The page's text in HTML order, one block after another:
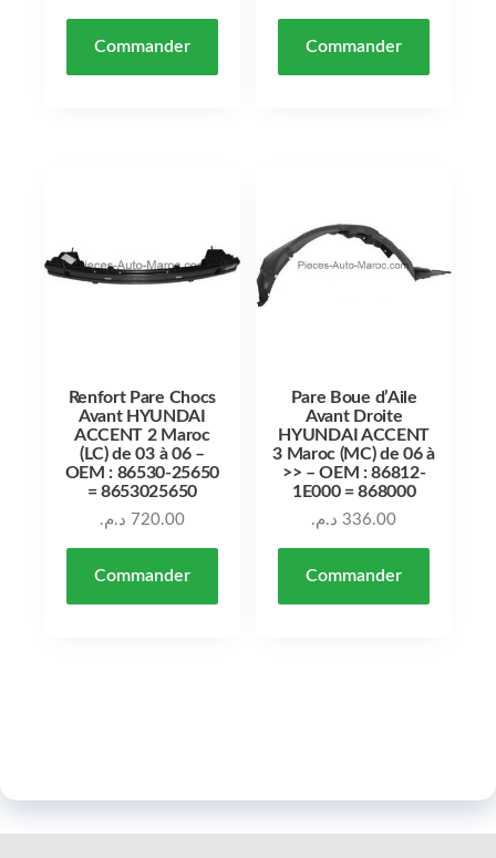
Commander Commander
Renfort Pare Chocs
Avant HYUNDAI
ACCENT 2 Maroc
(LC) de 03 à 06 –
OEM : 86530-25650
= 8653025650
720.00 د.م.
Commander
Pare Boue d’Aile
Avant Droite
HYUNDAI ACCENT
3 Maroc (MC) de 06 à
>> – OEM : 86812-
1E000 = 868000
336.00 د.م.
Commander